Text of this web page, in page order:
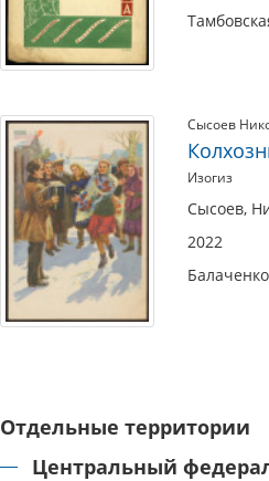
Сысоев
Изогиз
Сысоев,
2022
Отдельные территории
Центральный